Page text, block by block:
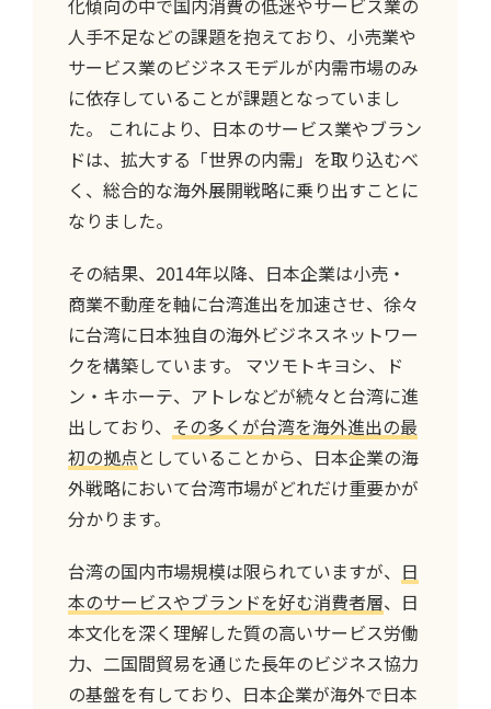
化傾向の中で国内消費の低迷やサービス業の
人手不足などの課題を抱えており、小売業や
サービス業のビジネスモデルが内需市場のみ
に依存していることが課題となっていまし
た。 これにより、日本のサービス業やブラン
ドは、拡大する「世界の内需」を取り込むべ
く、総合的な海外展開戦略に乗り出すことに
なりました。
その結果、2014年以降、日本企業は小売・
商業不動産を軸に台湾進出を加速させ、徐々
に台湾に日本独自の海外ビジネスネットワー
クを構築しています。 マツモトキヨシ、ド
ン・キホーテ、アトレなどが続々と台湾に進
出しており、 その多くが台湾を海外進出の最
初の拠点としていることから、日本企業の海
外戦略において台湾市場がどれだけ重要かが
分かります。
台湾の国内市場規模は限られていますが、 日
本のサービスやブランドを好む消費者層、日
本文化を深く理解した質の高いサービス労働
力、二国間貿易を通じた長年のビジネス協力
の基盤を有しており、日本企業が海外で日本